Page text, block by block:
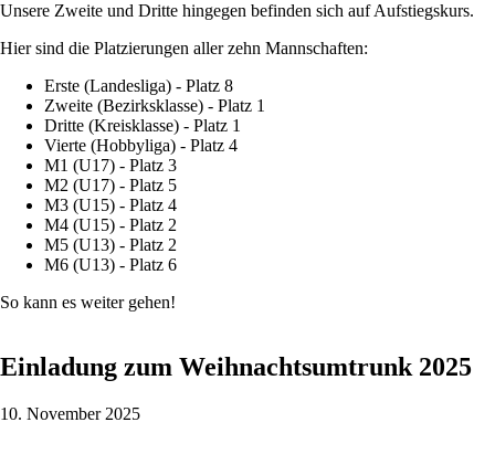
Unsere Zweite und Dritte hingegen befinden sich auf Aufstiegskurs.
Hier sind die Platzierungen aller zehn Mannschaften:
Erste (Landesliga) - Platz 8
Zweite (Bezirksklasse) - Platz 1
Dritte (Kreisklasse) - Platz 1
Vierte (Hobbyliga) - Platz 4
M1 (U17) - Platz 3
M2 (U17) - Platz 5
M3 (U15) - Platz 4
M4 (U15) - Platz 2
M5 (U13) - Platz 2
M6 (U13) - Platz 6
So kann es weiter gehen!
Einladung zum Weihnachtsumtrunk 2025
10. November 2025